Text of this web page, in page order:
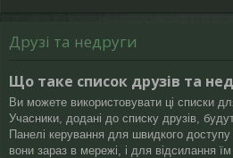
Друзі та недруги
Що таке список друзів та
Ви можете використовувати ці списки
Учасники, додані до списку друзів,
Панелі керування для швидкого
вони зараз в мережі, і для відсилання